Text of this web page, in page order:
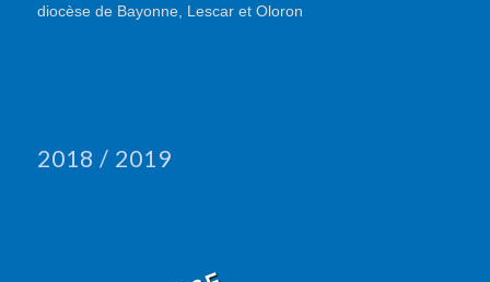
diocèse de Bayonne, Lescar et Oloron
2018 / 2019